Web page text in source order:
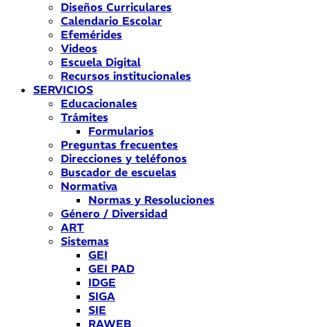
Diseños Curriculares
Calendario Escolar
Efemérides
Videos
Escuela Digital
Recursos institucionales
SERVICIOS
Educacionales
Trámites
Formularios
Preguntas frecuentes
Direcciones y teléfonos
Buscador de escuelas
Normativa
Normas y Resoluciones
Género / Diversidad
ART
Sistemas
GEI
GEI PAD
IDGE
SIGA
SIE
RAWEB